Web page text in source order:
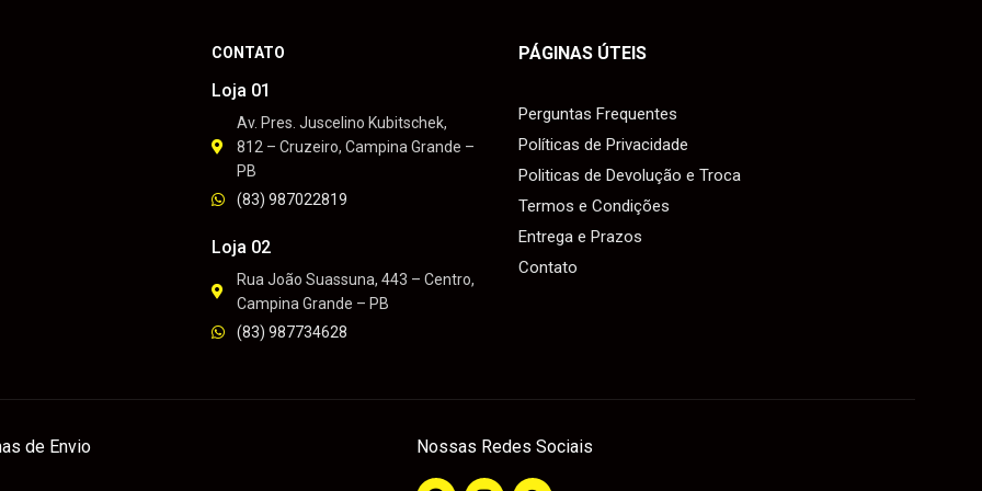
CONTATO
Loja 01
Av. Pres. Juscelino Kubitschek,
812 – Cruzeiro, Campina Grande –
PB
(83) 987022819
Loja 02
Rua João Suassuna, 443 – Centro,
Campina Grande – PB
(83) 987734628
PÁGINAS ÚTEIS
Perguntas Frequentes
Políticas de Privacidade
Politicas de Devolução e Troca
Termos e Condições
Entrega e Prazos
Contato
de Envio Nossas Redes Sociais